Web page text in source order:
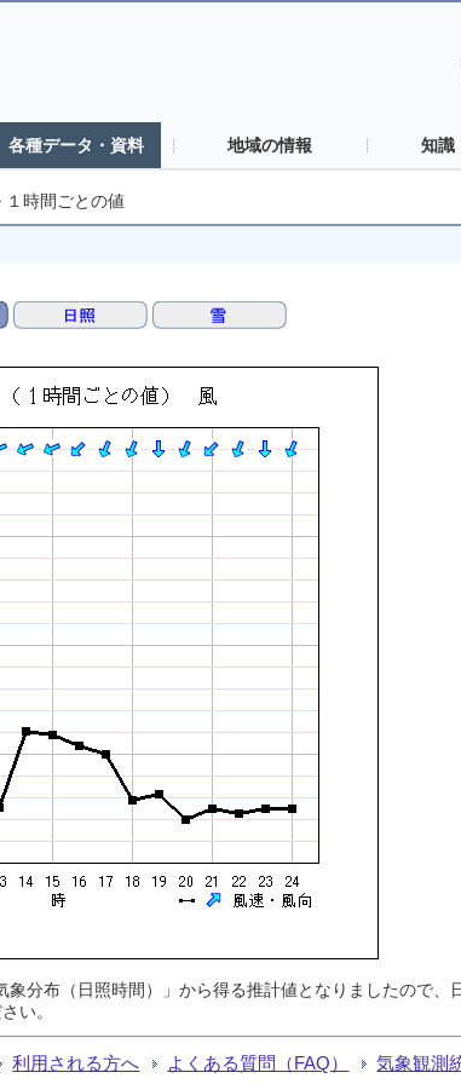
各種データ・資料 地域の情報 知識
１時間ごとの値
分布（日照時間）」から得る推計値となりましたので、
い。
利用される方へ よくある質問（FAQ） 気象観測